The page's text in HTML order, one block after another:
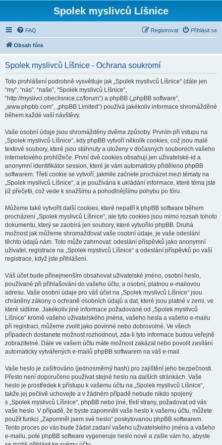
Spolek myslivců Líšnice
FAQ Přihlásit se
Registrovat
Obsah fóra
Spolek myslivců Líšnice - Ochrana soukromí
Toto prohlášení podrobně vysvětluje jak „Spolek myslivců Líšnice“ (dále jen
“my”, “nás”, “naše”, “Spolek myslivců Líšnice”,
“http://myslivci.obeclisnice.cz/forum”) a phpBB („phpBB software“,
„www.phpbb.com“, „phpBB Limited“) používá jakékoliv informace shromážděné
během každé vaší návštěvy.
Vaše osobní údaje jsou shromážděny dvěma způsoby. Prvním při vstupu na
„Spolek myslivců Líšnice“, kdy phpBB vytvoří několik cookies, což jsou malé
textové soubory, které jsou stáhnuty a uloženy v dočasných souborech vašeho
internetového prohlížeče. První dvě cookies obsahují jen uživatelské-id a
anonymní identifikátor session, které je vám automaticky přiděleno phpBB
softwarem. Třetí cookie se vytvoří, jakmile začnete procházet mezi tématy na
„Spolek myslivců Líšnice“, a je používána k ukládání informace, které téma jste
již přečetli, což vede k snažšímu a pohodlnějšímu pohybu po fóru.
Můžeme také vytvořit další cookies, které nepatří k phpBB software během
procházení „Spolek myslivců Líšnice“, ale tyto cookies jsou mimo rozsah tohoto
dokumentu, který se zaobírá jen soubory, které vytvořilo phpBB. Druhá
možnost jak můžeme shromažďovat vaše osobní údaje, je vaše odeslání
těchto údajů nám. Toto může zahrnovat: odeslání příspěvků jako anonymní
uživatel, registrace na „Spolek myslivců Líšnice“ a odeslání příspěvků po vaší
registrace, když jste přihlášeni.
Váš účet bude přinejmenším obsahovat uživatelské jméno, osobní heslo,
používané při přihlašování do vašeho účtu, a osobní, platnou e-mailovou
adresu. Vaše osobní údaje pro váš účet na „Spolek myslivců Líšnice“ jsou
chráněny zákony o ochraně osobních údajů a dat, které jsou platné v zemi, ve
které sídlíme. Jakékoliv jiné informace požadované od „Spolek myslivců
Líšnice“ kromě vašeho uživatelského jména, vašeho hesla a vašeho e-mailu
při registraci, můžeme zvolit jako povinné nebo dobrovolné. Ve všech
případech dostanete možnost rozhodnout, zda-li tyto informace budou veřejně
zobrazitelné. Dále ve vašem účtu máte možnost zakázat nebo povolit zasílání
automaticky vytvářených e-mailů phpBB softwarem na váš e-mail.
Vaše heslo je zašifrováno (jednosměrný hash) pro zajištění jeho bezpečnosti.
Přesto není doporučeno používat stejné heslo na dalších stránkách. Vaše
heslo je prostředek k přístupu k vašemu účtu na „Spolek myslivců Líšnice“,
takže jej pečlivě uchovejte a v žádném případě nebude nikdo spojený
s „Spolek myslivců Líšnice“, phpBB nebo jiné, třetí strany, požadovat od vás
vaše heslo. V případě, že byste zapomněli vaše heslo k vašemu účtu, můžete
použít funkci „Zapomněl jsem své heslo“ poskytovanou phpBB softwarem.
Tento proces po vás bude žádat zadaní vašeho uživatelského jména a vašeho
e-mailu, poté phpBB software vygeneruje heslo nové a zašle vám ho, abyste